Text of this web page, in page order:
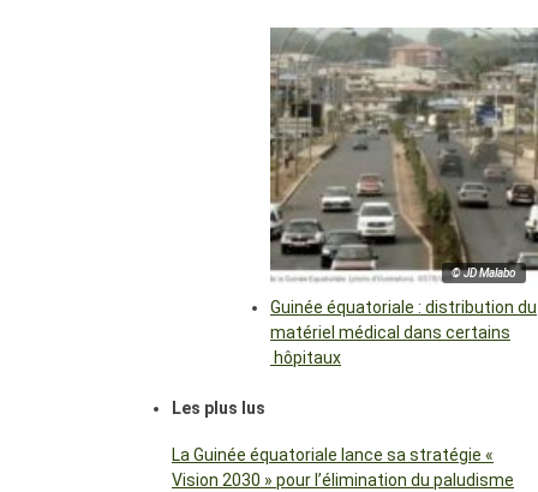
© JD Malabo
Guinée équatoriale : distribution du
matériel médical dans certains
hôpitaux
Les plus lus
La Guinée équatoriale lance sa stratégie «
Vision 2030 » pour l’élimination du paludisme